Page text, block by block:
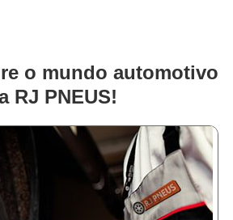
o mundo automotivo
RJ PNEUS!